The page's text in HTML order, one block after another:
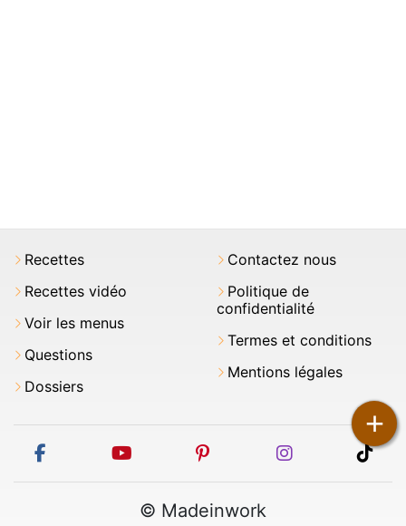
+
Recettes
Recettes vidéo
Voir les menus
Questions
Dossiers
Contactez nous
Politique de
confidentialité
Termes et conditions
Mentions légales
facebook youtube pinterest instagram
© Madeinwork